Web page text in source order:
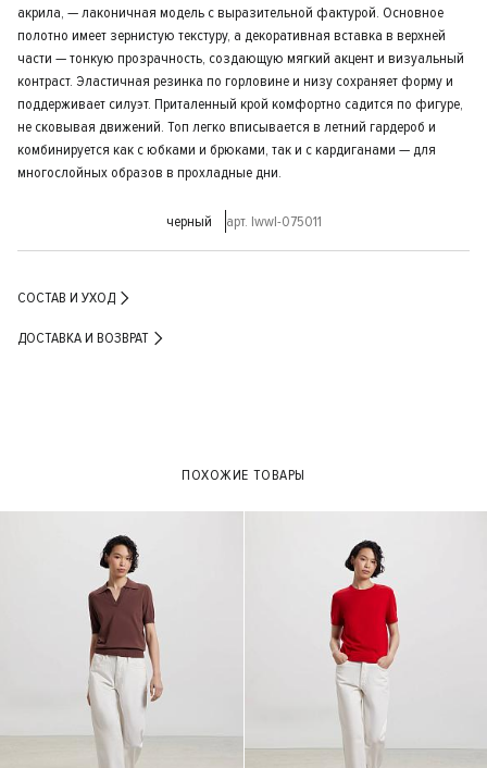
акрила, — лаконичная модель с выразительной фактурой. Основное
полотно имеет зернистую текстуру, а декоративная вставка в верхней
части — тонкую прозрачность, создающую мягкий акцент и визуальный
контраст. Эластичная резинка по горловине и низу сохраняет форму и
поддерживает силуэт. Приталенный крой комфортно садится по фигуре,
не сковывая движений. Топ легко вписывается в летний гардероб и
комбинируется как с юбками и брюками, так и с кардиганами — для
многослойных образов в прохладные дни.
черный арт. lwwl-075011
СОСТАВ И УХОД
ДОСТАВКА И ВОЗВРАТ
ПОХОЖИЕ ТОВАРЫ